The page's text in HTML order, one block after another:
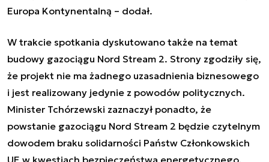
Europa Kontynentalną – dodał.
W trakcie spotkania dyskutowano także na temat
budowy gazociągu Nord Stream 2. Strony zgodziły się,
że projekt nie ma żadnego uzasadnienia biznesowego
i jest realizowany jedynie z powodów politycznych.
Minister Tchórzewski zaznaczył ponadto, że
powstanie gazociągu Nord Stream 2 będzie czytelnym
dowodem braku solidarności Państw Członkowskich
UE w kwestiach bezpieczeństwa energetycznego.